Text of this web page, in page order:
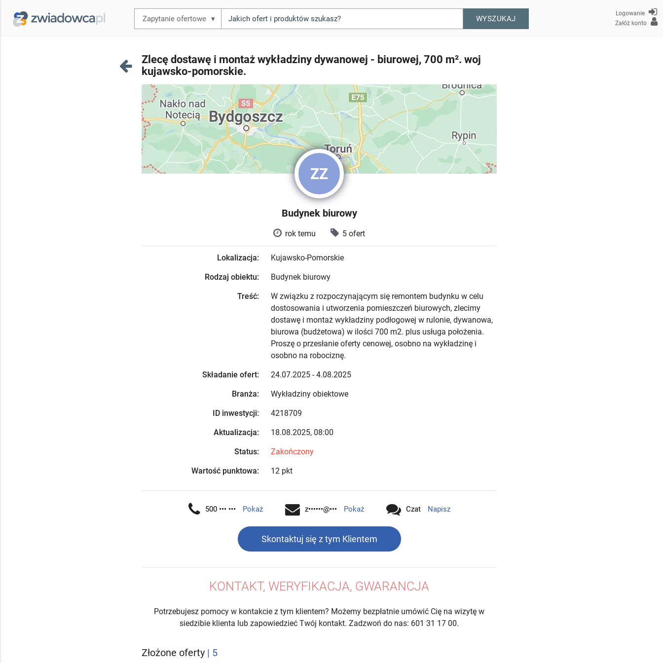
▾ WYSZUKAJ
Logowanie
Załóż konto
Zlecę dostawę i montaż wykładziny dywanowej - biurowej, 700 m². woj
kujawsko-pomorskie.
ZZ
Budynek biurowy
rok temu 5 ofert
Lokalizacja: Kujawsko-Pomorskie
Rodzaj obiektu: Budynek biurowy
Treść:
W związku z rozpoczynającym się remontem budynku w celu
dostosowania i utworzenia pomieszczeń biurowych, zlecimy
dostawę i montaż wykładziny podłogowej w rulonie, dywanowa,
biurowa (budżetowa) w ilości 700 m2. plus usługa położenia.
Proszę o przesłanie oferty cenowej, osobno na wykładzinę i
osobno na robociznę.
Składanie ofert: 24.07.2025 - 4.08.2025
Branża: Wykładziny obiektowe
ID inwestycji: 4218709
Aktualizacja: 18.08.2025, 08:00
Status: Zakończony
Wartość punktowa: 12 pkt
500 ••• ••• Pokaż z••••••@••• Pokaż Czat Napisz
Skontaktuj się z tym Klientem
KONTAKT, WERYFIKACJA, GWARANCJA
Potrzebujesz pomocy w kontakcie z tym klientem? Możemy bezpłatnie umówić Cię na wizytę w
siedzibie klienta lub zapowiedzieć Twój kontakt. Zadzwoń do nas: 601 31 17 00.
Złożone oferty | 5